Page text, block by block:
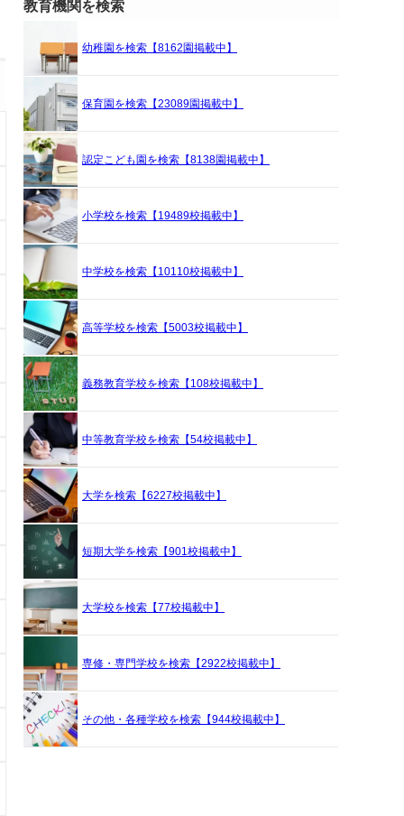
教育機関を検索
幼稚園を検索【8162園掲載中】
保育園を検索【23089園掲載中】
認定こども園を検索【8138園掲載中】
小学校を検索【19489校掲載中】
中学校を検索【10110校掲載中】
高等学校を検索【5003校掲載中】
義務教育学校を検索【108校掲載中】
中等教育学校を検索【54校掲載中】
大学を検索【6227校掲載中】
短期大学を検索【901校掲載中】
大学校を検索【77校掲載中】
専修・専門学校を検索【2922校掲載中】
その他・各種学校を検索【944校掲載中】